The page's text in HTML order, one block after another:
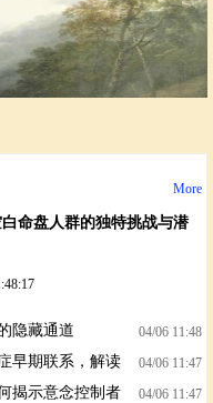
More
命盘人群的独特挑战与潜
隐藏通道 04/06 11:48
早期联系，解读
04/06 11:47
揭示意念控制者
04/06 11:47